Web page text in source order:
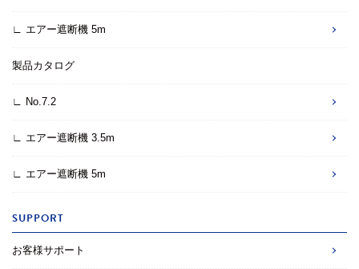
∟ エアー遮断機 5m
製品カタログ
∟ No.7.2
∟ エアー遮断機 3.5m
∟ エアー遮断機 5m
SUPPORT
お客様サポート